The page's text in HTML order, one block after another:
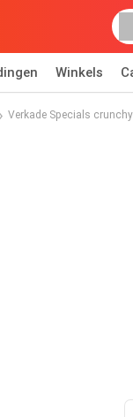
Winkels
Verkade Specials